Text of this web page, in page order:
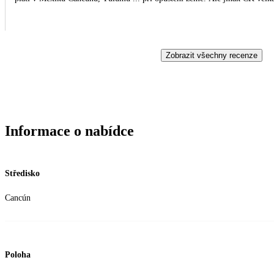
Zobrazit všechny recenze
Informace o nabídce
Středisko
Cancún
Poloha